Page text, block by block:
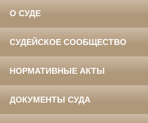
О СУДЕ
СУДЕЙСКОЕ СООБЩЕСТВО
НОРМАТИВНЫЕ АКТЫ
ДОКУМЕНТЫ СУДА